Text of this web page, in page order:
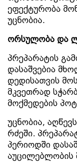
ეფექტურობა
უცნობია.
ორსულობა და
პრეპარატის
დასაშვებია
დედისათვის
მკვეთრად
მოქმედების
უცნობია,
რძეში.
პერიოდში
აუცილებლობის